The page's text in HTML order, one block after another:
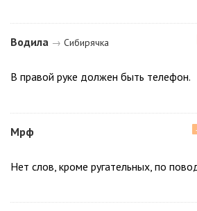
Водила → Сибирячка
В правой руке должен быть телефон.
Мрф
Нет слов, кроме ругательных, по